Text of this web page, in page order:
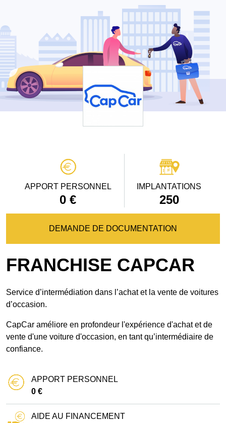
APPORT PERSONNEL
0 €
IMPLANTATIONS
250
DEMANDE DE DOCUMENTATION
FRANCHISE CAPCAR
Service d’intermédiation dans l’achat et la vente de voitures
d’occasion.
CapCar améliore en profondeur l'expérience d'achat et de
vente d'une voiture d'occasion, en tant qu’intermédiaire de
confiance.
APPORT PERSONNEL
0 €
AIDE AU FINANCEMENT